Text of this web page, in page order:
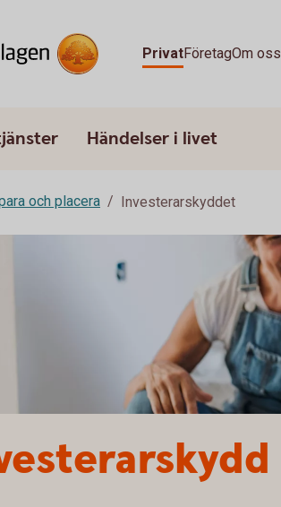
PrivatFöretagOm oss
Händelser i livet
och placera Investerarskyddet